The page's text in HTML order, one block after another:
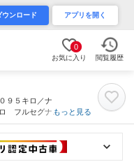
ウンロード アプリを開く
0
お気に入り 閲覧履歴
５キロ／ナ
フルセグナ
Ｄヘッドライ
もっと見る